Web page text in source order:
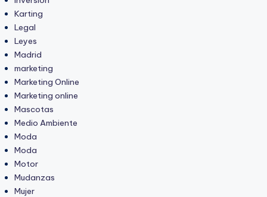
Karting
Legal
Leyes
Madrid
marketing
Marketing Online
Marketing online
Mascotas
Medio Ambiente
Moda
Moda
Motor
Mudanzas
Mujer